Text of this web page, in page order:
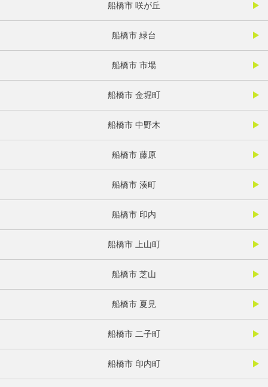
船橋市 咲が丘
船橋市 緑台
船橋市 市場
船橋市 金堀町
船橋市 中野木
船橋市 藤原
船橋市 湊町
船橋市 印内
船橋市 上山町
船橋市 芝山
船橋市 夏見
船橋市 二子町
船橋市 印内町